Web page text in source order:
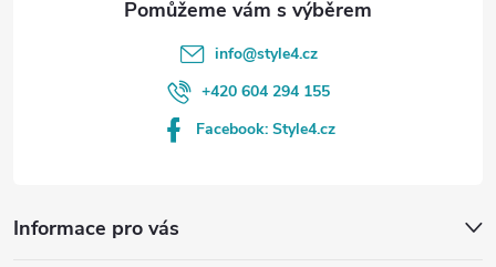
Informace pro vás
info@style4.cz
+420 604 294 155
Facebook: Style4.cz